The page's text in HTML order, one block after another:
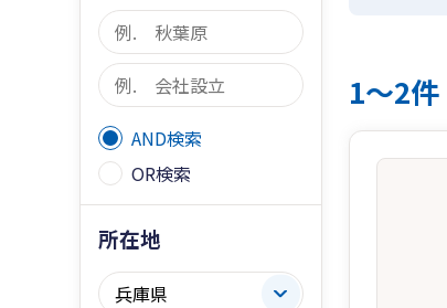
AND検索
OR検索
所在地
1〜2件